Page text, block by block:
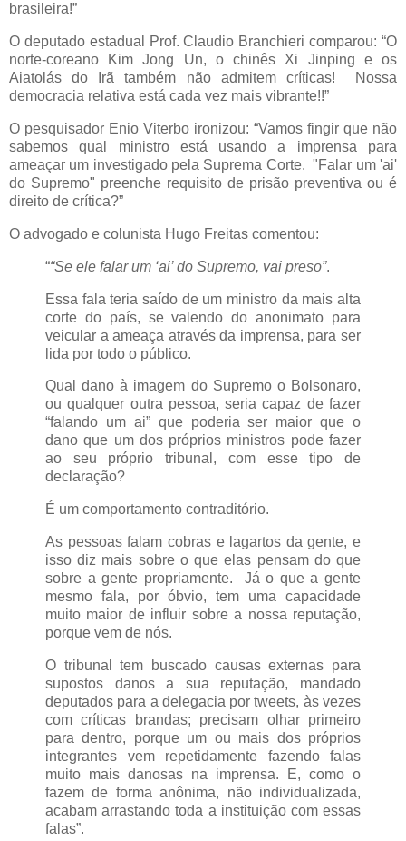
brasileira!”
O deputado estadual Prof. Claudio Branchieri comparou: “O
norte-coreano Kim Jong Un, o chinês Xi Jinping e os
Aiatolás do Irã também não admitem críticas! Nossa
democracia relativa está cada vez mais vibrante!!”
O pesquisador Enio Viterbo ironizou: “Vamos fingir que não
sabemos qual ministro está usando a imprensa para
ameaçar um investigado pela Suprema Corte. "Falar um 'ai'
do Supremo" preenche requisito de prisão preventiva ou é
direito de crítica?”
O advogado e colunista Hugo Freitas comentou:
““Se ele falar um ‘ai’ do Supremo, vai preso”.
Essa fala teria saído de um ministro da mais alta
corte do país, se valendo do anonimato para
veicular a ameaça através da imprensa, para ser
lida por todo o público.
Qual dano à imagem do Supremo o Bolsonaro,
ou qualquer outra pessoa, seria capaz de fazer
“falando um ai” que poderia ser maior que o
dano que um dos próprios ministros pode fazer
ao seu próprio tribunal, com esse tipo de
declaração?
É um comportamento contraditório.
As pessoas falam cobras e lagartos da gente, e
isso diz mais sobre o que elas pensam do que
sobre a gente propriamente. Já o que a gente
mesmo fala, por óbvio, tem uma capacidade
muito maior de influir sobre a nossa reputação,
porque vem de nós.
O tribunal tem buscado causas externas para
supostos danos a sua reputação, mandado
deputados para a delegacia por tweets, às vezes
com críticas brandas; precisam olhar primeiro
para dentro, porque um ou mais dos próprios
integrantes vem repetidamente fazendo falas
muito mais danosas na imprensa. E, como o
fazem de forma anônima, não individualizada,
acabam arrastando toda a instituição com essas
falas”.